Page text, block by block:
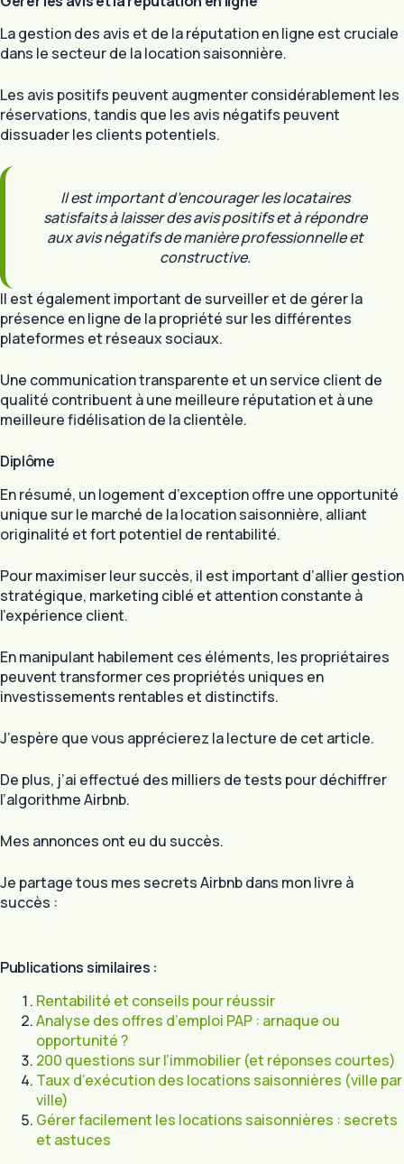
La gestion des avis et de la réputation en ligne est cruciale
dans le secteur de la location saisonnière.
Les avis positifs peuvent augmenter considérablement les
réservations, tandis que les avis négatifs peuvent
dissuader les clients potentiels.
Il est important d’encourager les locataires
satisfaits à laisser des avis positifs et à répondre
aux avis négatifs de manière professionnelle et
constructive.
Il est également important de surveiller et de gérer la
présence en ligne de la propriété sur les différentes
plateformes et réseaux sociaux.
Une communication transparente et un service client de
qualité contribuent à une meilleure réputation et à une
meilleure fidélisation de la clientèle.
Diplôme
En résumé, un logement d’exception offre une opportunité
unique sur le marché de la location saisonnière, alliant
originalité et fort potentiel de rentabilité.
Pour maximiser leur succès, il est important d’allier gestion
stratégique, marketing ciblé et attention constante à
l’expérience client.
En manipulant habilement ces éléments, les propriétaires
peuvent transformer ces propriétés uniques en
investissements rentables et distinctifs.
J’espère que vous apprécierez la lecture de cet article.
De plus, j’ai effectué des milliers de tests pour déchiffrer
l’algorithme Airbnb.
Mes annonces ont eu du succès.
Je partage tous mes secrets Airbnb dans mon livre à
succès :
Publications similaires :
Rentabilité et conseils pour réussir
Analyse des offres d’emploi PAP : arnaque ou
opportunité ?
200 questions sur l’immobilier (et réponses courtes)
Taux d’exécution des locations saisonnières (ville par
ville)
Gérer facilement les locations saisonnières : secrets
et astuces